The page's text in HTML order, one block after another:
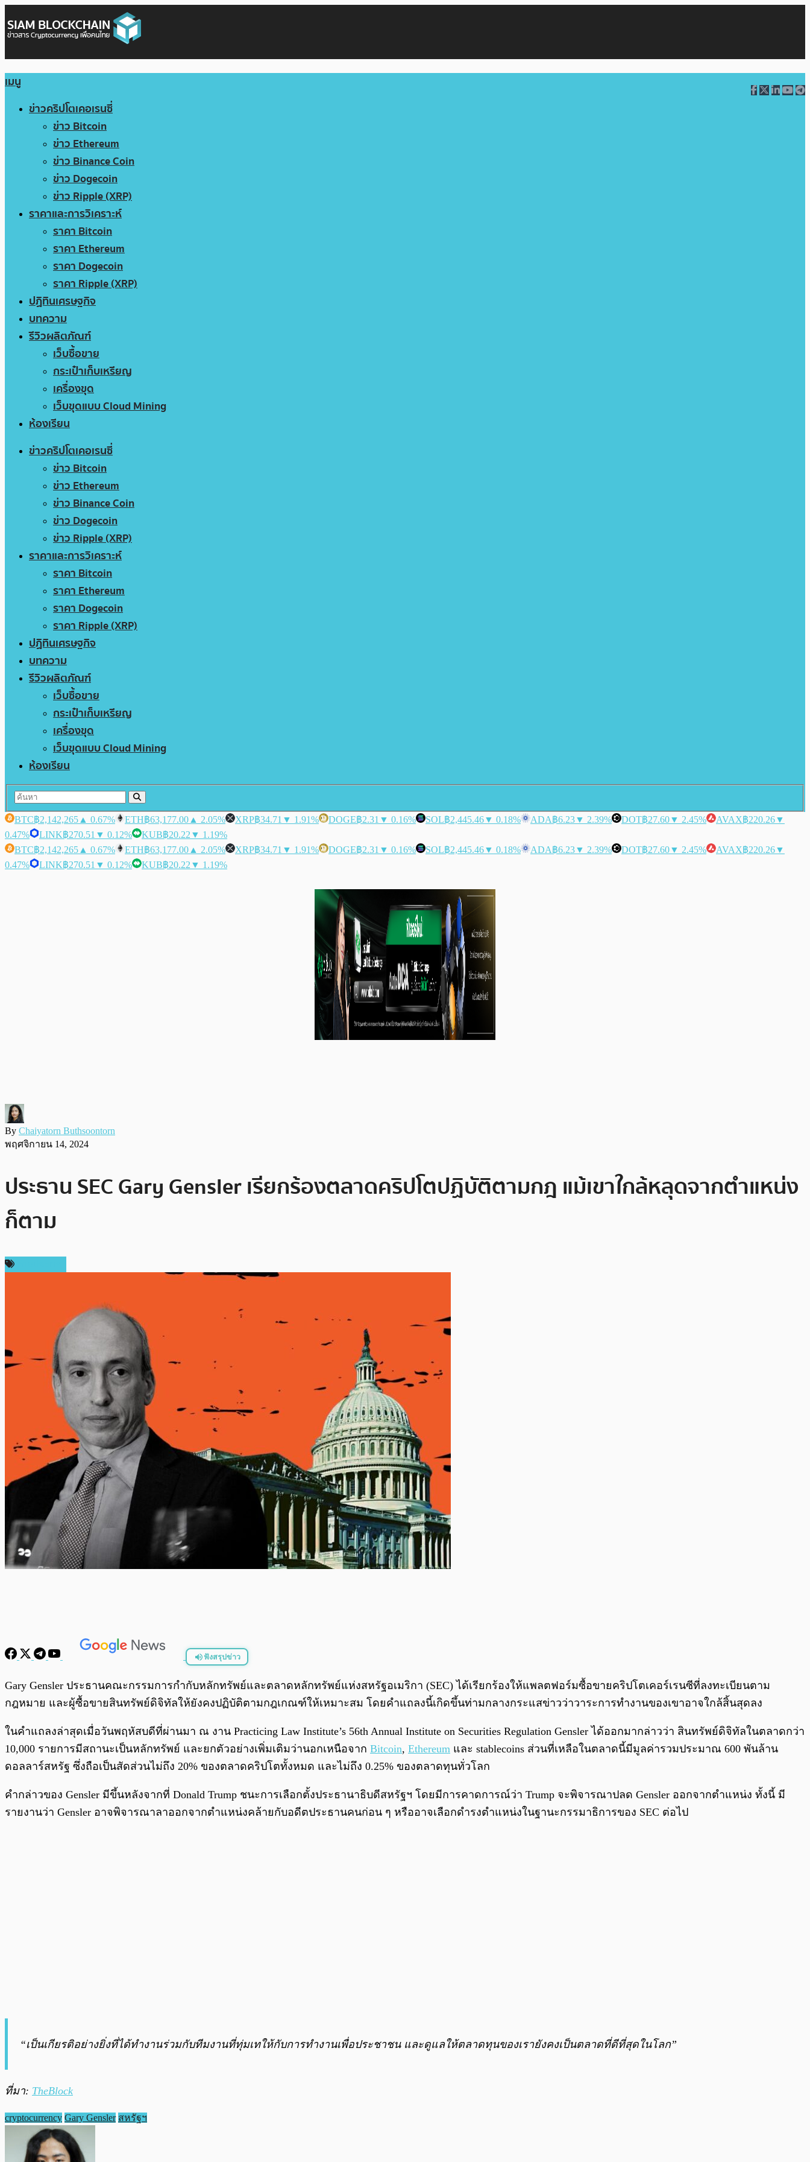
เมนู
ข่าวคริปโตเคอเรนซี่
ข่าว Bitcoin
ข่าว Ethereum
ข่าว Binance Coin
ข่าว Dogecoin
ข่าว Ripple (XRP)
ราคาและการวิเคราะห์
ราคา Bitcoin
ราคา Ethereum
ราคา Dogecoin
ราคา Ripple (XRP)
ปฏิทินเศรษฐกิจ
บทความ
รีวิวผลิตภัณฑ์
เว็บซื้อขาย
กระเป๋าเก็บเหรียญ
เครื่องขุด
เว็บขุดแบบ Cloud Mining
ห้องเรียน
ข่าวคริปโตเคอเรนซี่
ข่าว Bitcoin
ข่าว Ethereum
ข่าว Binance Coin
ข่าว Dogecoin
ข่าว Ripple (XRP)
ราคาและการวิเคราะห์
ราคา Bitcoin
ราคา Ethereum
ราคา Dogecoin
ราคา Ripple (XRP)
ปฏิทินเศรษฐกิจ
บทความ
รีวิวผลิตภัณฑ์
เว็บซื้อขาย
กระเป๋าเก็บเหรียญ
เครื่องขุด
เว็บขุดแบบ Cloud Mining
ห้องเรียน
BTC฿2,142,265 ▲ 0.67% ETH฿63,177.00 ▲ 2.05% XRP฿34.71 ▼ 1.91% DOGE฿2.31 ▼ 0.16% SOL฿2,445.46▼ 0.18% ADA฿6.23▼ 2.39% DOT฿27.60▼ 2.45% AVAX฿220.26▼
0.47%
LINK฿270.51 ▼ 0.12% KUB฿20.22 ▼ 1.19%
BTC฿2,142,265 ▲ 0.67% ETH฿63,177.00 ▲ 2.05% XRP฿34.71 ▼ 1.91% DOGE฿2.31 ▼ 0.16% SOL฿2,445.46▼ 0.18% ADA฿6.23▼ 2.39% DOT฿27.60▼ 2.45% AVAX฿220.26▼
0.47%
LINK฿270.51 ▼ 0.12% KUB฿20.22 ▼ 1.19%
By Chaiyatorn Buthsoontorn
พฤศจิกายน 14, 2024
ประธาน SEC Gary Gensler เรียกร้องตลาดคริปโตปฏิบัติตามกฎ แม้เขาใกล้หลุดจากตำแหน่ง
ก็ตาม
ฟังสรุปข่าว
พร้อมเล่น 0:00
Gary Gensler ประธานคณะกรรมการกำกับหลักทรัพย์และตลาดหลักทรัพย์แห่งสหรัฐอเมริกา (SEC) ได้เรียกร้องให้แพลตฟอร์มซื้อขายคริปโตเคอร์เรนซีที่ลงทะเบียนตาม
กฎหมาย และผู้ซื้อขายสินทรัพย์ดิจิทัลให้ยังคงปฏิบัติตามกฎเกณฑ์ให้เหมาะสม โดยคำแถลงนี้เกิดขึ้นท่ามกลางกระแสข่าวว่าวาระการทำงานของเขาอาจใกล้สิ้นสุดลง
ในคำแถลงล่าสุดเมื่อวันพฤหัสบดีที่ผ่านมา ณ งาน Practicing Law Institute’s 56th Annual Institute on Securities Regulation Gensler ได้ออกมากล่าวว่า สินทรัพย์ดิจิทัลในตลาดกว่า
10,000 รายการมีสถานะเป็นหลักทรัพย์ และยกตัวอย่างเพิ่มเติมว่านอกเหนือจาก Bitcoin, Ethereum และ stablecoins ส่วนที่เหลือในตลาดนี้มีมูลค่ารวมประมาณ 600 พันล้าน
ดอลลาร์สหรัฐ ซึ่งถือเป็นสัดส่วนไม่ถึง 20% ของตลาดคริปโตทั้งหมด และไม่ถึง 0.25% ของตลาดทุนทั่วโลก
คำกล่าวของ Gensler มีขึ้นหลังจากที่ Donald Trump ชนะการเลือกตั้งประธานาธิบดีสหรัฐฯ โดยมีการคาดการณ์ว่า Trump จะพิจารณาปลด Gensler ออกจากตำแหน่ง ทั้งนี้ มี
รายงานว่า Gensler อาจพิจารณาลาออกจากตำแหน่งคล้ายกับอดีตประธานคนก่อน ๆ หรืออาจเลือกดำรงตำแหน่งในฐานะกรรมาธิการของ SEC ต่อไป
“เป็นเกียรติอย่างยิ่งที่ได้ทำงานร่วมกับทีมงานที่ทุ่มเทให้กับการทำงานเพื่อประชาชน และดูแลให้ตลาดทุนของเรายังคงเป็นตลาดที่ดีที่สุดในโลก”
ที่มา: TheBlock
cryptocurrency Gary Gensler สหรัฐฯ